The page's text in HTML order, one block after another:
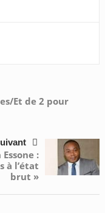
Et de 2 pour
Essone :
à l’état
brut »